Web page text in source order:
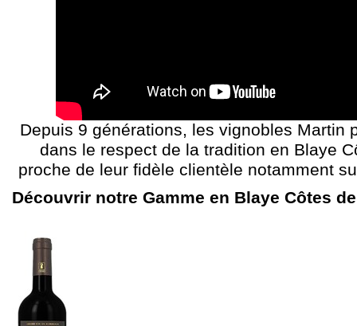
Depuis 9 générations, les vignobles Martin
dans le respect de la tradition en Blaye
proche de leur fidèle clientèle notamment
Découvrir notre Gamme en Blaye Côtes